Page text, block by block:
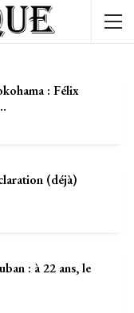
: Félix
(déjà)
: à 22 ans, le